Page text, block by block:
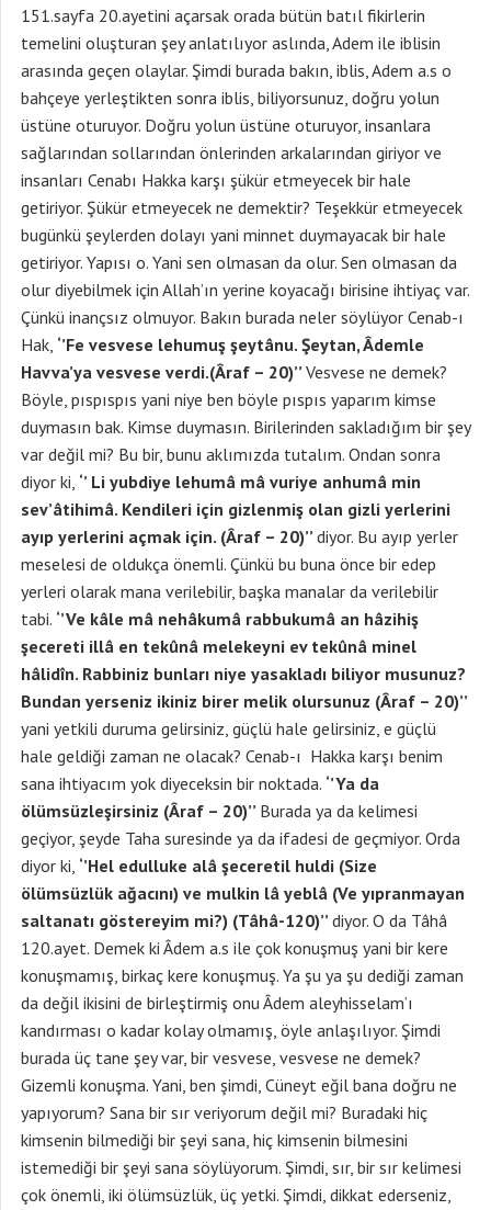
151.sayfa 20.ayetini açarsak orada bütün batıl fikirlerin
temelini oluşturan şey anlatılıyor aslında, Adem ile iblisin
arasında geçen olaylar. Şimdi burada bakın, iblis, Adem a.s o
bahçeye yerleştikten sonra iblis, biliyorsunuz, doğru yolun
üstüne oturuyor. Doğru yolun üstüne oturuyor, insanlara
sağlarından sollarından önlerinden arkalarından giriyor ve
insanları Cenabı Hakka karşı şükür etmeyecek bir hale
getiriyor. Şükür etmeyecek ne demektir? Teşekkür etmeyecek
bugünkü şeylerden dolayı yani minnet duymayacak bir hale
getiriyor. Yapısı o. Yani sen olmasan da olur. Sen olmasan da
olur diyebilmek için Allah’ın yerine koyacağı birisine ihtiyaç var.
Çünkü inançsız olmuyor. Bakın burada neler söylüyor Cenab-ı
Hak, ‘’Fe vesvese lehumuş şeytânu. Şeytan, Âdemle
Havva’ya vesvese verdi.(Âraf – 20)’’ Vesvese ne demek?
Böyle, pıspıspıs yani niye ben böyle pıspıs yaparım kimse
duymasın bak. Kimse duymasın. Birilerinden sakladığım bir şey
var değil mi? Bu bir, bunu aklımızda tutalım. Ondan sonra
diyor ki, ‘’ Li yubdiye lehumâ mâ vuriye anhumâ min
sev’âtihimâ. Kendileri için gizlenmiş olan gizli yerlerini
ayıp yerlerini açmak için. (Âraf – 20)’’ diyor. Bu ayıp yerler
meselesi de oldukça önemli. Çünkü bu buna önce bir edep
yerleri olarak mana verilebilir, başka manalar da verilebilir
tabi. ‘’Ve kâle mâ nehâkumâ rabbukumâ an hâzihiş
şecereti illâ en tekûnâ melekeyni ev tekûnâ minel
hâlidîn. Rabbiniz bunları niye yasakladı biliyor musunuz?
Bundan yerseniz ikiniz birer melik olursunuz (Âraf – 20)’’
yani yetkili duruma gelirsiniz, güçlü hale gelirsiniz, e güçlü
hale geldiği zaman ne olacak? Cenab-ı Hakka karşı benim
sana ihtiyacım yok diyeceksin bir noktada. ‘’Ya da
ölümsüzleşirsiniz (Âraf – 20)’’ Burada ya da kelimesi
geçiyor, şeyde Taha suresinde ya da ifadesi de geçmiyor. Orda
diyor ki, ‘’Hel edulluke alâ şeceretil huldi (Size
ölümsüzlük ağacını) ve mulkin lâ yeblâ (Ve yıpranmayan
saltanatı göstereyim mi?) (Tâhâ-120)’’ diyor. O da Tâhâ
120.ayet. Demek ki Âdem a.s ile çok konuşmuş yani bir kere
konuşmamış, birkaç kere konuşmuş. Ya şu ya şu dediği zaman
da değil ikisini de birleştirmiş onu Âdem aleyhisselam’ı
kandırması o kadar kolay olmamış, öyle anlaşılıyor. Şimdi
burada üç tane şey var, bir vesvese, vesvese ne demek?
Gizemli konuşma. Yani, ben şimdi, Cüneyt eğil bana doğru ne
yapıyorum? Sana bir sır veriyorum değil mi? Buradaki hiç
kimsenin bilmediği bir şeyi sana, hiç kimsenin bilmesini
istemediği bir şeyi sana söylüyorum. Şimdi, sır, bir sır kelimesi
çok önemli, iki ölümsüzlük, üç yetki. Şimdi, dikkat ederseniz,